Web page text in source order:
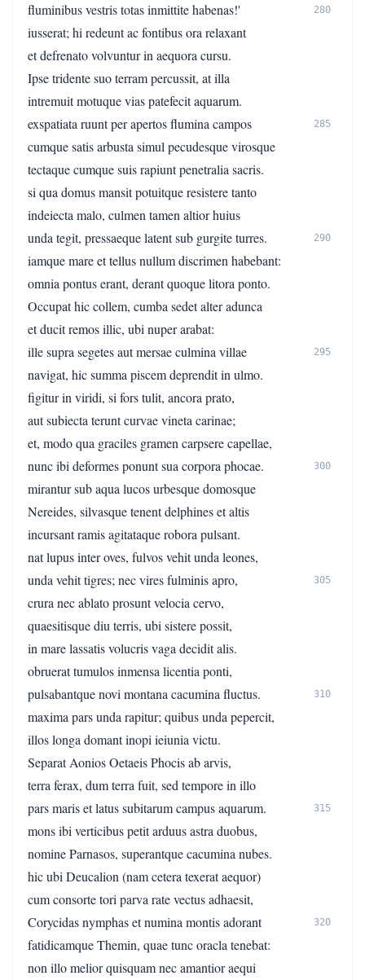
fluminibus vestris totas inmittite habenas!'
280
iusserat; hi redeunt ac fontibus ora relaxant
et defrenato volvuntur in aequora cursu.
Ipse tridente suo terram percussit, at illa
intremuit motuque vias patefecit aquarum.
exspatiata ruunt per apertos flumina campos
285
cumque satis arbusta simul pecudesque virosque
tectaque cumque suis rapiunt penetralia sacris.
si qua domus mansit potuitque resistere tanto
indeiecta malo, culmen tamen altior huius
unda tegit, pressaeque latent sub gurgite turres.
290
iamque mare et tellus nullum discrimen habebant:
omnia pontus erant, derant quoque litora ponto.
Occupat hic collem, cumba sedet alter adunca
et ducit remos illic, ubi nuper arabat:
ille supra segetes aut mersae culmina villae
295
navigat, hic summa piscem deprendit in ulmo.
figitur in viridi, si fors tulit, ancora prato,
aut subiecta terunt curvae vineta carinae;
et, modo qua graciles gramen carpsere capellae,
nunc ibi deformes ponunt sua corpora phocae.
300
mirantur sub aqua lucos urbesque domosque
Nereides, silvasque tenent delphines et altis
incursant ramis agitataque robora pulsant.
nat lupus inter oves, fulvos vehit unda leones,
unda vehit tigres; nec vires fulminis apro,
305
crura nec ablato prosunt velocia cervo,
quaesitisque diu terris, ubi sistere possit,
in mare lassatis volucris vaga decidit alis.
obruerat tumulos inmensa licentia ponti,
pulsabantque novi montana cacumina fluctus.
310
maxima pars unda rapitur; quibus unda pepercit,
illos longa domant inopi ieiunia victu.
Separat Aonios Oetaeis Phocis ab arvis,
terra ferax, dum terra fuit, sed tempore in illo
pars maris et latus subitarum campus aquarum.
315
mons ibi verticibus petit arduus astra duobus,
nomine Parnasos, superantque cacumina nubes.
hic ubi Deucalion (nam cetera texerat aequor)
cum consorte tori parva rate vectus adhaesit,
Corycidas nymphas et numina montis adorant
320
fatidicamque Themin, quae tunc oracla tenebat:
non illo melior quisquam nec amantior aequi